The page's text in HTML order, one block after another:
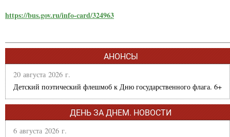
https://bus.gov.ru/info-card/324963
АНОНСЫ
20 августа 2026 г.
Детский поэтический флешмоб к Дню государственного флага. 6+
ДЕНЬ ЗА ДНЕМ. НОВОСТИ
6 августа 2026 г.